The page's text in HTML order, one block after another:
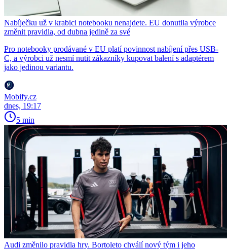
Nabíječku už v krabici notebooku nenajdete. EU donutila výrobce
změnit pravidla, od dubna jedině za své
Pro notebooky prodávané v EU platí povinnost nabíjení přes USB-
C, a výrobci už nesmí nutit zákazníky kupovat balení s adaptérem
jako jedinou variantu.
Mobify.cz
dnes, 19:17
5 min
Audi změnilo pravidla hry. Bortoleto chválí nový tým i jeho